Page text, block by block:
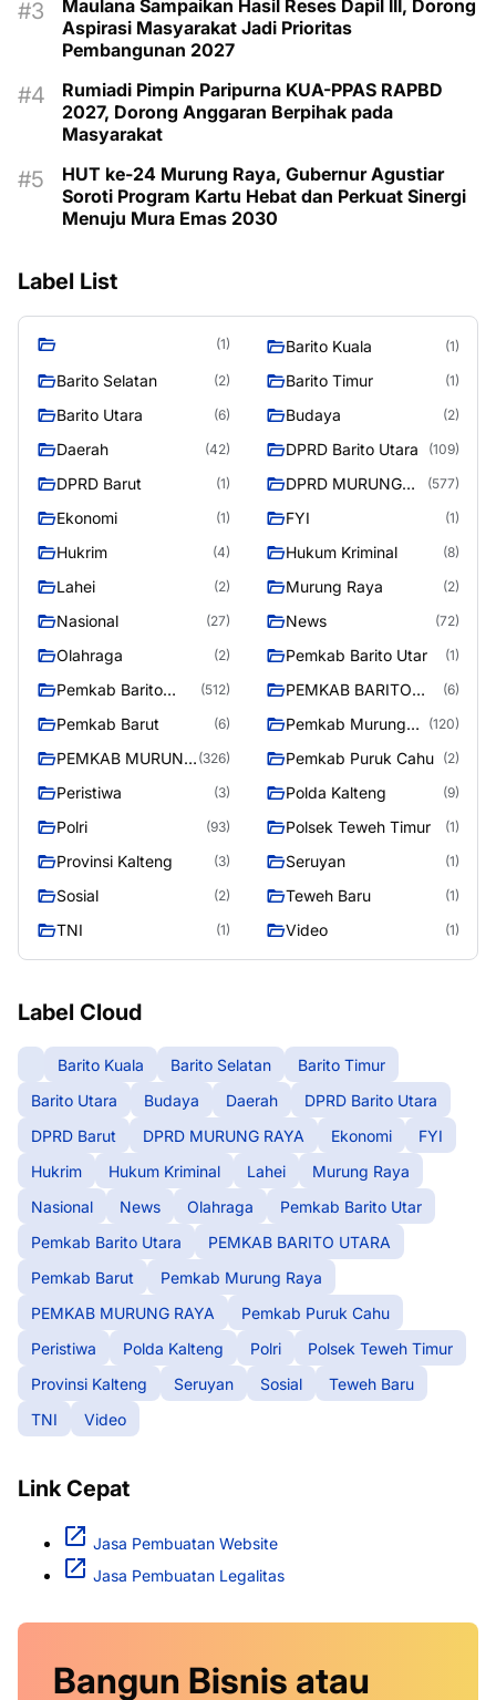
Maulana Sampaikan Hasil Reses Dapil III, Dorong
Aspirasi Masyarakat Jadi Prioritas
Pembangunan 2027
Rumiadi Pimpin Paripurna KUA-PPAS RAPBD
2027, Dorong Anggaran Berpihak pada
Masyarakat
HUT ke-24 Murung Raya, Gubernur Agustiar
Soroti Program Kartu Hebat dan Perkuat Sinergi
Menuju Mura Emas 2030
Label List
(1) Barito Kuala (1)
Barito Selatan (2) Barito Timur (1)
Barito Utara (6) Budaya (2)
Daerah (42) DPRD Barito Utara (109)
DPRD Barut (1)
DPRD MURUNG
(577)
Ekonomi (1) FYI (1)
Hukrim (4) Hukum Kriminal (8)
Lahei (2) Murung Raya (2)
Nasional (27) News (72)
Olahraga (2) Pemkab Barito Utar (1)
Pemkab Barito
(512)
PEMKAB BARITO
(6)
Pemkab Barut (6)
Pemkab Murung
(120)
PEMKAB MURUNG (326) Pemkab Puruk Cahu (2)
Peristiwa (3) Polda Kalteng (9)
Polri (93) Polsek Teweh Timur (1)
Provinsi Kalteng (3) Seruyan (1)
Sosial (2) Teweh Baru (1)
TNI (1) Video (1)
Label Cloud
Barito Kuala Barito Selatan
Barito Timur
Barito Utara
Budaya Daerah
DPRD Barito Utara
DPRD Barut
DPRD MURUNG RAYA Ekonomi
FYI
Hukrim
Hukum Kriminal Lahei
Murung Raya
Nasional
News Olahraga
Pemkab Barito Utar
Pemkab Barito Utara
PEMKAB BARITO UTARA
Pemkab Barut
Pemkab Murung Raya
PEMKAB MURUNG RAYA
Pemkab Puruk Cahu
Peristiwa
Polda Kalteng Polri
Polsek Teweh Timur
Provinsi Kalteng
Seruyan Sosial
Teweh Baru
TNI
Video
Link Cepat
Jasa Pembuatan Website
Jasa Pembuatan Legalitas
Bangun Bisnis atau